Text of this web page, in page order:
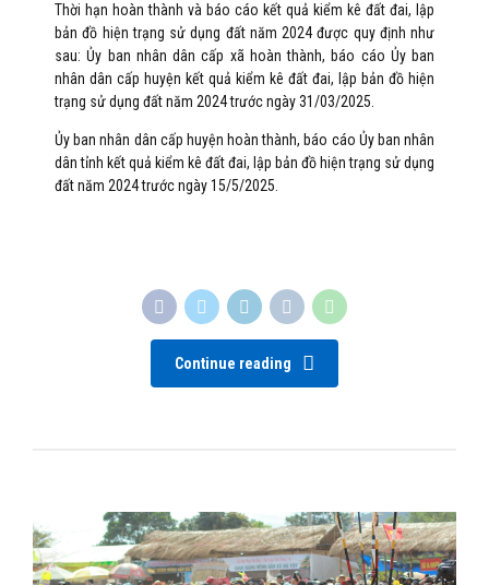
Thời hạn hoàn thành và báo cáo kết quả kiểm kê đất đai, lập
bản đồ hiện trạng sử dụng đất năm 2024 được quy định như
sau: Ủy ban nhân dân cấp xã hoàn thành, báo cáo Ủy ban
nhân dân cấp huyện kết quả kiểm kê đất đai, lập bản đồ hiện
trạng sử dụng đất năm 2024 trước ngày 31/03/2025.
Ủy ban nhân dân cấp huyện hoàn thành, báo cáo Ủy ban nhân
dân tỉnh kết quả kiểm kê đất đai, lập bản đồ hiện trạng sử dụng
đất năm 2024 trước ngày 15/5/2025.
Continue reading